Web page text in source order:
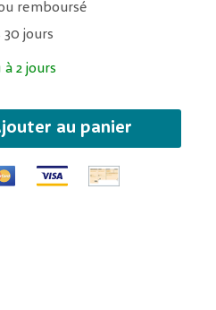
remboursé
30 jours
à 2 jours
au panier